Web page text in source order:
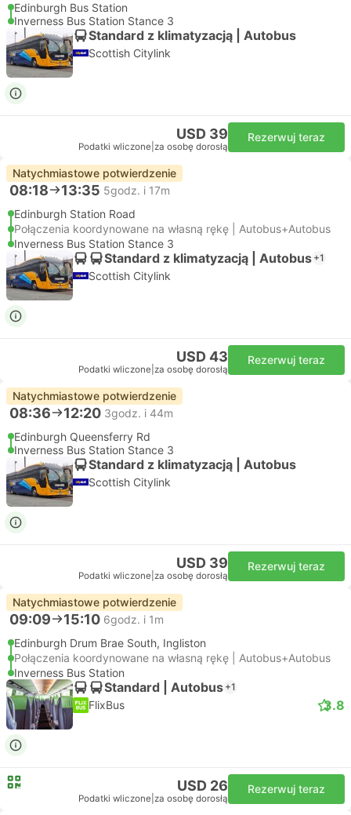
Edinburgh Bus Station
Inverness Bus Station Stance 3
Standard z klimatyzacją | Autobus
Scottish Citylink
USD 39
Podatki wliczone za osobę dorosłą
Rezerwuj teraz
Natychmiastowe potwierdzenie
08:18 13:35 5godz. i 17m
Edinburgh Station Road
Połączenia koordynowane na własną rękę | Autobus+Autobus
Inverness Bus Station Stance 3
Standard z klimatyzacją | Autobus +1
Scottish Citylink
USD 43
Podatki wliczone za osobę dorosłą
Rezerwuj teraz
Natychmiastowe potwierdzenie
08:36 12:20 3godz. i 44m
Edinburgh Queensferry Rd
Inverness Bus Station Stance 3
Standard z klimatyzacją | Autobus
Scottish Citylink
USD 39
Podatki wliczone za osobę dorosłą
Rezerwuj teraz
Natychmiastowe potwierdzenie
09:09 15:10 6godz. i 1m
Edinburgh Drum Brae South, Ingliston
Połączenia koordynowane na własną rękę | Autobus+Autobus
Inverness Bus Station
Standard | Autobus +1
FlixBus 3.8
USD 26
Podatki wliczone za osobę dorosłą
Rezerwuj teraz